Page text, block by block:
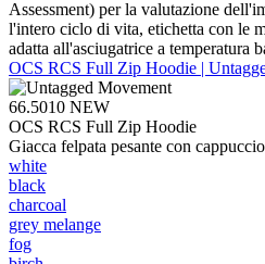
Assessment) per la valutazione
l'intero ciclo di vita, etichetta con le
adatta all'asciugatrice a temperatura
OCS RCS Full Zip Hoodie |
66.5010 NEW
OCS RCS Full Zip Hoodie
Giacca felpata pesante con
white
black
charcoal
grey melange
fog